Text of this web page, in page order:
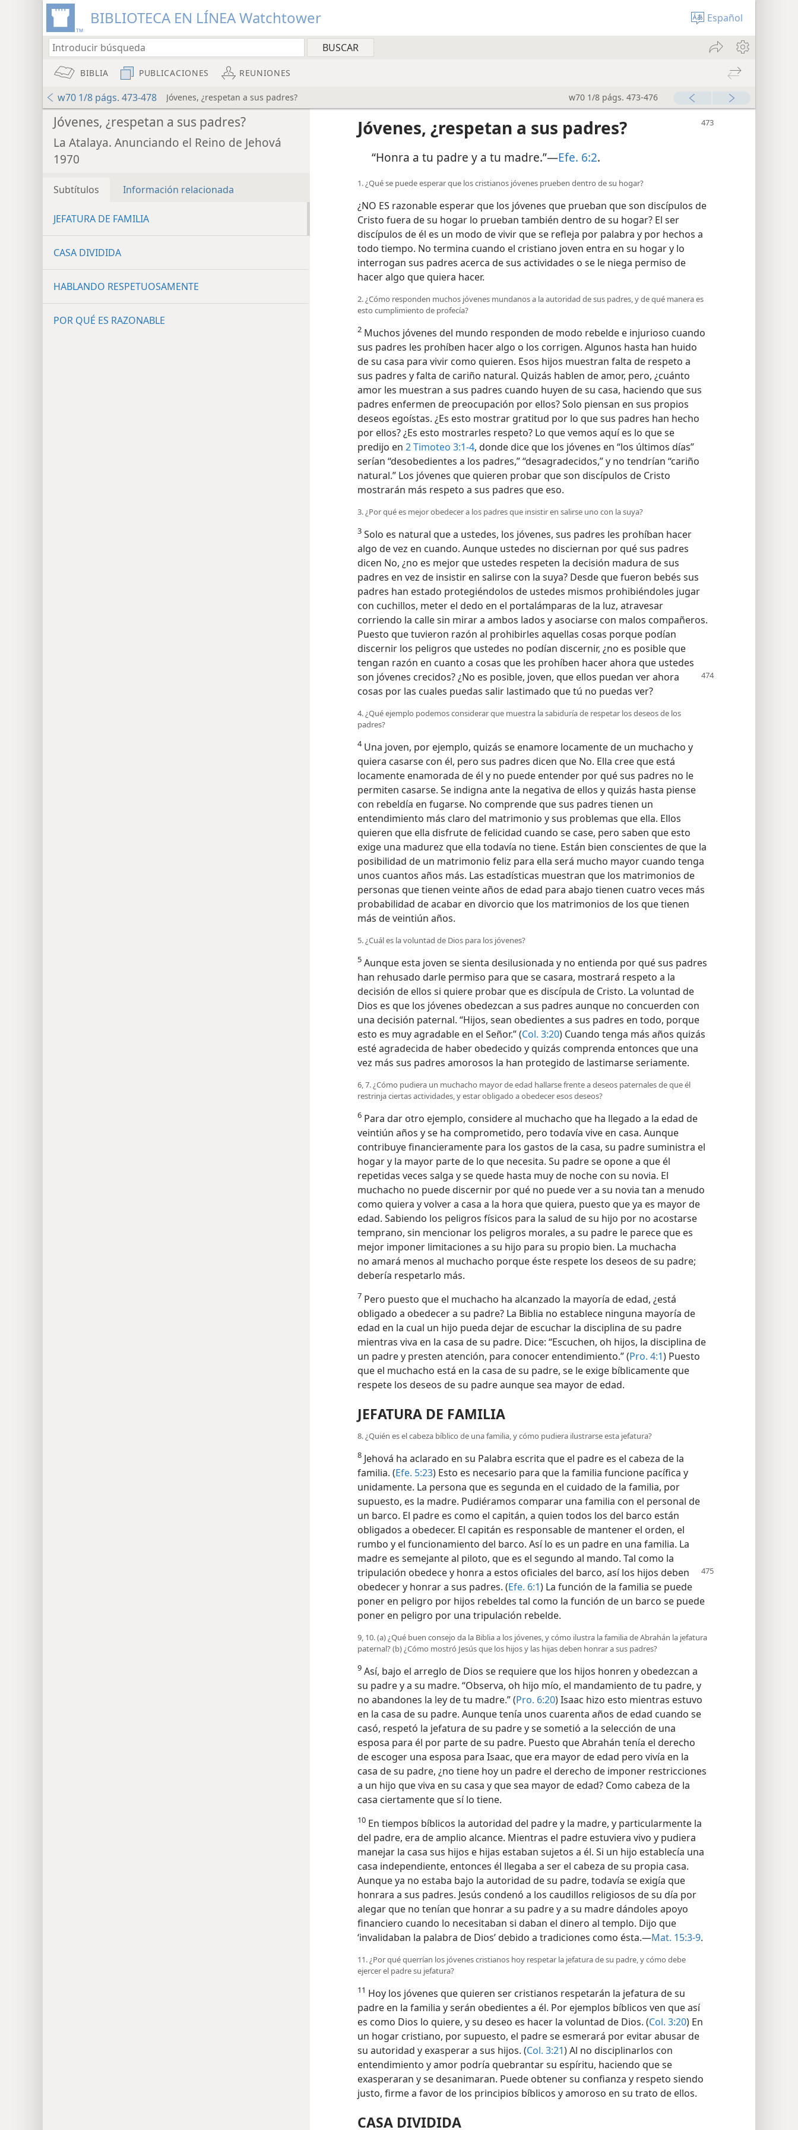
BIBLIOTECA EN LÍNEA Watchtower Español
BIBLIA PUBLICACIONES REUNIONES
w70 1/8 págs. 473-478 Jóvenes, ¿respetan a sus padres? w70 1/8 págs. 473-476
Jóvenes, ¿respetan a sus padres?
La Atalaya. Anunciando el Reino de Jehová
1970
Subtítulos Información relacionada
JEFATURA DE FAMILIA
CASA DIVIDIDA
HABLANDO RESPETUOSAMENTE
POR QUÉ ES RAZONABLE
Jóvenes, ¿respetan a sus padres?
“Honra a tu padre y a tu madre.”—Efe. 6:2.
1. ¿Qué se puede esperar que los cristianos jóvenes prueben dentro de su hogar?
¿NO ES razonable esperar que los jóvenes que prueban que son discípulos de
Cristo fuera de su hogar lo prueban también dentro de su hogar? El ser
discípulos de él es un modo de vivir que se refleja por palabra y por hechos a
todo tiempo. No termina cuando el cristiano joven entra en su hogar y lo
interrogan sus padres acerca de sus actividades o se le niega permiso de
hacer algo que quiera hacer.
2. ¿Cómo responden muchos jóvenes mundanos a la autoridad de sus padres, y de qué manera es
esto cumplimiento de profecía?
2 Muchos jóvenes del mundo responden de modo rebelde e injurioso cuando
sus padres les prohíben hacer algo o los corrigen. Algunos hasta han huido
de su casa para vivir como quieren. Esos hijos muestran falta de respeto a
sus padres y falta de cariño natural. Quizás hablen de amor, pero, ¿cuánto
amor les muestran a sus padres cuando huyen de su casa, haciendo que sus
padres enfermen de preocupación por ellos? Solo piensan en sus propios
deseos egoístas. ¿Es esto mostrar gratitud por lo que sus padres han hecho
por ellos? ¿Es esto mostrarles respeto? Lo que vemos aquí es lo que se
predijo en 2 Timoteo 3:1-4, donde dice que los jóvenes en “los últimos días”
serían “desobedientes a los padres,” “desagradecidos,” y no tendrían “cariño
natural.” Los jóvenes que quieren probar que son discípulos de Cristo
mostrarán más respeto a sus padres que eso.
3. ¿Por qué es mejor obedecer a los padres que insistir en salirse uno con la suya?
3 Solo es natural que a ustedes, los jóvenes, sus padres les prohíban hacer
algo de vez en cuando. Aunque ustedes no disciernan por qué sus padres
dicen No, ¿no es mejor que ustedes respeten la decisión madura de sus
padres en vez de insistir en salirse con la suya? Desde que fueron bebés sus
padres han estado protegiéndolos de ustedes mismos prohibiéndoles jugar
con cuchillos, meter el dedo en el portalámparas de la luz, atravesar
corriendo la calle sin mirar a ambos lados y asociarse con malos compañeros.
Puesto que tuvieron razón al prohibirles aquellas cosas porque podían
discernir los peligros que ustedes no podían discernir, ¿no es posible que
tengan razón en cuanto a cosas que les prohíben hacer ahora que ustedes
son jóvenes crecidos? ¿No es posible, joven, que ellos puedan ver ahora
cosas por las cuales puedas salir lastimado que tú no puedas ver?
4. ¿Qué ejemplo podemos considerar que muestra la sabiduría de respetar los deseos de los
padres?
4Una joven, por ejemplo, quizás se enamore locamente de un muchacho y
quiera casarse con él, pero sus padres dicen que No. Ella cree que está
locamente enamorada de él y no puede entender por qué sus padres no le
permiten casarse. Se indigna ante la negativa de ellos y quizás hasta piense
con rebeldía en fugarse. No comprende que sus padres tienen un
entendimiento más claro del matrimonio y sus problemas que ella. Ellos
quieren que ella disfrute de felicidad cuando se case, pero saben que esto
exige una madurez que ella todavía no tiene. Están bien conscientes de que la
posibilidad de un matrimonio feliz para ella será mucho mayor cuando tenga
unos cuantos años más. Las estadísticas muestran que los matrimonios de
personas que tienen veinte años de edad para abajo tienen cuatro veces más
probabilidad de acabar en divorcio que los matrimonios de los que tienen
más de veintiún años.
5. ¿Cuál es la voluntad de Dios para los jóvenes?
5 Aunque esta joven se sienta desilusionada y no entienda por qué sus padres
han rehusado darle permiso para que se casara, mostrará respeto a la
decisión de ellos si quiere probar que es discípula de Cristo. La voluntad de
Dios es que los jóvenes obedezcan a sus padres aunque no concuerden con
una decisión paternal. “Hijos, sean obedientes a sus padres en todo, porque
esto es muy agradable en el Señor.” (Col. 3:20) Cuando tenga más años quizás
esté agradecida de haber obedecido y quizás comprenda entonces que una
vez más sus padres amorosos la han protegido de lastimarse seriamente.
6, 7. ¿Cómo pudiera un muchacho mayor de edad hallarse frente a deseos paternales de que él
restrinja ciertas actividades, y estar obligado a obedecer esos deseos?
6 Para dar otro ejemplo, considere al muchacho que ha llegado a la edad de
veintiún años y se ha comprometido, pero todavía vive en casa. Aunque
contribuye financieramente para los gastos de la casa, su padre suministra el
hogar y la mayor parte de lo que necesita. Su padre se opone a que él
repetidas veces salga y se quede hasta muy de noche con su novia. El
muchacho no puede discernir por qué no puede ver a su novia tan a menudo
como quiera y volver a casa a la hora que quiera, puesto que ya es mayor de
edad. Sabiendo los peligros físicos para la salud de su hijo por no acostarse
temprano, sin mencionar los peligros morales, a su padre le parece que es
mejor imponer limitaciones a su hijo para su propio bien. La muchacha
no amará menos al muchacho porque éste respete los deseos de su padre;
debería respetarlo más.
7 Pero puesto que el muchacho ha alcanzado la mayoría de edad, ¿está
obligado a obedecer a su padre? La Biblia no establece ninguna mayoría de
edad en la cual un hijo pueda dejar de escuchar la disciplina de su padre
mientras viva en la casa de su padre. Dice: “Escuchen, oh hijos, la disciplina de
un padre y presten atención, para conocer entendimiento.” (Pro. 4:1) Puesto
que el muchacho está en la casa de su padre, se le exige bíblicamente que
respete los deseos de su padre aunque sea mayor de edad.
JEFATURA DE FAMILIA
8. ¿Quién es el cabeza bíblico de una familia, y cómo pudiera ilustrarse esta jefatura?
8 Jehová ha aclarado en su Palabra escrita que el padre es el cabeza de la
familia. (Efe. 5:23) Esto es necesario para que la familia funcione pacífica y
unidamente. La persona que es segunda en el cuidado de la familia, por
supuesto, es la madre. Pudiéramos comparar una familia con el personal de
un barco. El padre es como el capitán, a quien todos los del barco están
obligados a obedecer. El capitán es responsable de mantener el orden, el
rumbo y el funcionamiento del barco. Así lo es un padre en una familia. La
madre es semejante al piloto, que es el segundo al mando. Tal como la
tripulación obedece y honra a estos oficiales del barco, asílos hijos deben
obedecer y honrar a sus padres. (Efe. 6:1) La función de la familia se puede
poner en peligro por hijos rebeldes tal como la función de un barco se puede
poner en peligro por una tripulación rebelde.
9, 10. (a) ¿Qué buen consejo da la Biblia a los jóvenes, y cómo ilustra la familia de Abrahán la jefatura
paternal? (b) ¿Cómo mostró Jesús que los hijos y las hijas deben honrar a sus padres?
9 Así, bajo el arreglo de Dios se requiere que los hijos honren y obedezcan a
su padre y a su madre. “Observa, oh hijo mío, el mandamiento de tu padre, y
no abandones la ley de tu madre.” (Pro. 6:20) Isaac hizo esto mientras estuvo
en la casa de su padre. Aunque tenía unos cuarenta años de edad cuando se
casó, respetó la jefatura de su padre y se sometió a la selección de una
esposa para él por parte de su padre. Puesto que Abrahán tenía el derecho
de escoger una esposa para Isaac, que era mayor de edad pero vivía en la
casa de su padre, ¿no tiene hoy un padre el derecho de imponer restricciones
a un hijo que viva en su casa y que sea mayor de edad? Como cabeza de la
casa ciertamente que sí lo tiene.
10 En tiempos bíblicos la autoridad del padre y la madre, y particularmente la
del padre, era de amplio alcance. Mientras el padre estuviera vivo y pudiera
manejar la casa sus hijos e hijas estaban sujetos a él. Si un hijo establecía una
casa independiente, entonces él llegaba a ser el cabeza de su propia casa.
Aunque ya no estaba bajo la autoridad de su padre, todavía se exigía que
honrara a sus padres. Jesús condenó a los caudillos religiosos de su día por
alegar que no tenían que honrar a su padre y a su madre dándoles apoyo
financiero cuando lo necesitaban si daban el dinero al templo. Dijo que
‘invalidaban la palabra de Dios’ debido a tradiciones como ésta.—Mat. 15:3-9.
11. ¿Por qué querrían los jóvenes cristianos hoy respetar la jefatura de su padre, y cómo debe
ejercer el padre su jefatura?
11 Hoy los jóvenes que quieren ser cristianos respetarán la jefatura de su
padre en la familia y serán obedientes a él. Por ejemplos bíblicos ven que así
es como Dios lo quiere, y su deseo es hacer la voluntad de Dios. (Col. 3:20) En
un hogar cristiano, por supuesto, el padre se esmerará por evitar abusar de
su autoridad y exasperar a sus hijos. (Col. 3:21) Al no disciplinarlos con
entendimiento y amor podría quebrantar su espíritu, haciendo que se
exasperaran y se desanimaran. Puede obtener su confianza y respeto siendo
justo, firme a favor de los principios bíblicos y amoroso en su trato de ellos.
CASA DIVIDIDA